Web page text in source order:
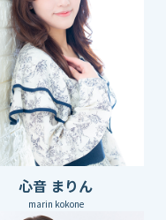
心音 まりん
marin kokone